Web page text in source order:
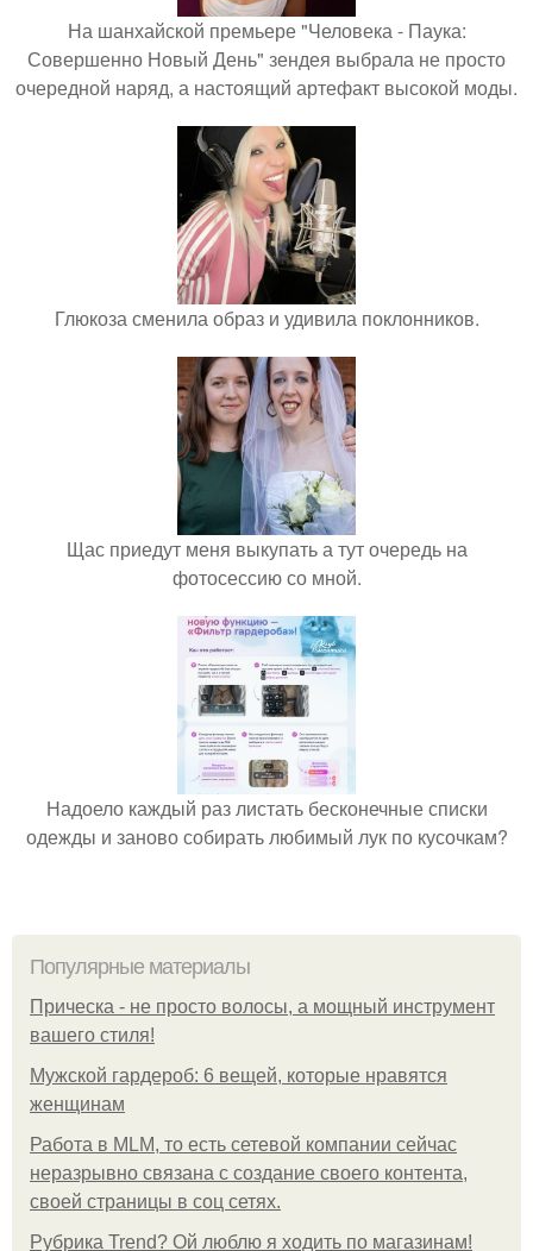
На шанхайской премьере "Человека - Паука:
Совершенно Новый День" зендея выбрала не просто
очередной наряд, а настоящий артефакт высокой моды.
Глюкоза сменила образ и удивила поклонников.
Щас приедут меня выкупать а тут очередь на
фотосессию со мной.
Надоело каждый раз листать бесконечные списки
одежды и заново собирать любимый лук по кусочкам?
Популярные материалы
Прическа - не просто волосы, а мощный инструмент
вашего стиля!
Мужской гардероб: 6 вещей, которые нравятся
женщинам
Работа в MLM, то есть сетевой компании сейчас
неразрывно связана с создание своего контента,
своей страницы в соц сетях.
Рубрика Trend? Ой люблю я ходить по магазинам!